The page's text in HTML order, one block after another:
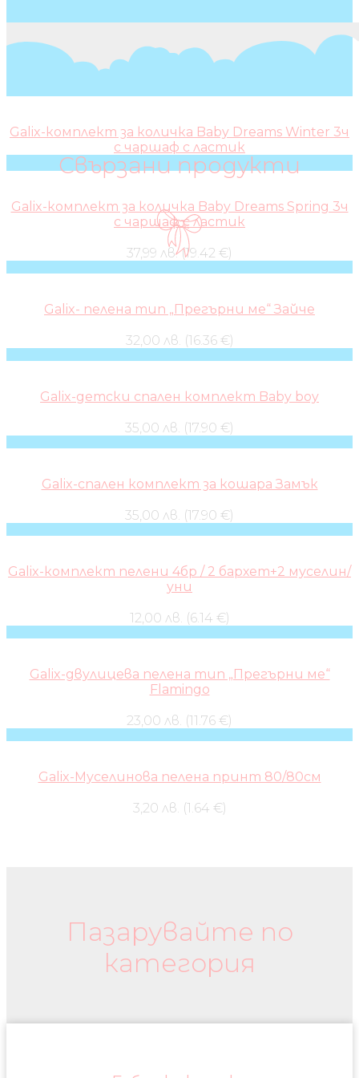
Свързани продукти
Galix-комплект за количка Baby Dreams Winter 3ч
с чаршаф с ластик
Galix-комплект за количка Baby Dreams Spring 3ч
с чаршаф с ластик
37,99 лв. (19.42 €)
Galix- пелена тип „Прегърни ме“ Зайче
32,00 лв. (16.36 €)
Galix-детски спален комплект Baby boy
35,00 лв. (17.90 €)
Galix-спален комплект за кошара Замък
35,00 лв. (17.90 €)
Galix-комплект пелени 4бр / 2 бархет+2 муселин/
уни
12,00 лв. (6.14 €)
Galix-двулицева пелена тип „Прегърни ме“
Flamingo
23,00 лв. (11.76 €)
Galix-Муселинова пелена принт 80/80см
3,20 лв. (1.64 €)
Пазарувайте по
категория